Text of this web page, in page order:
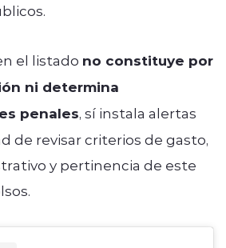
el listado no constituye por
ni determina
penales, sí instala alertas
de revisar criterios de gasto,
y pertinencia de este